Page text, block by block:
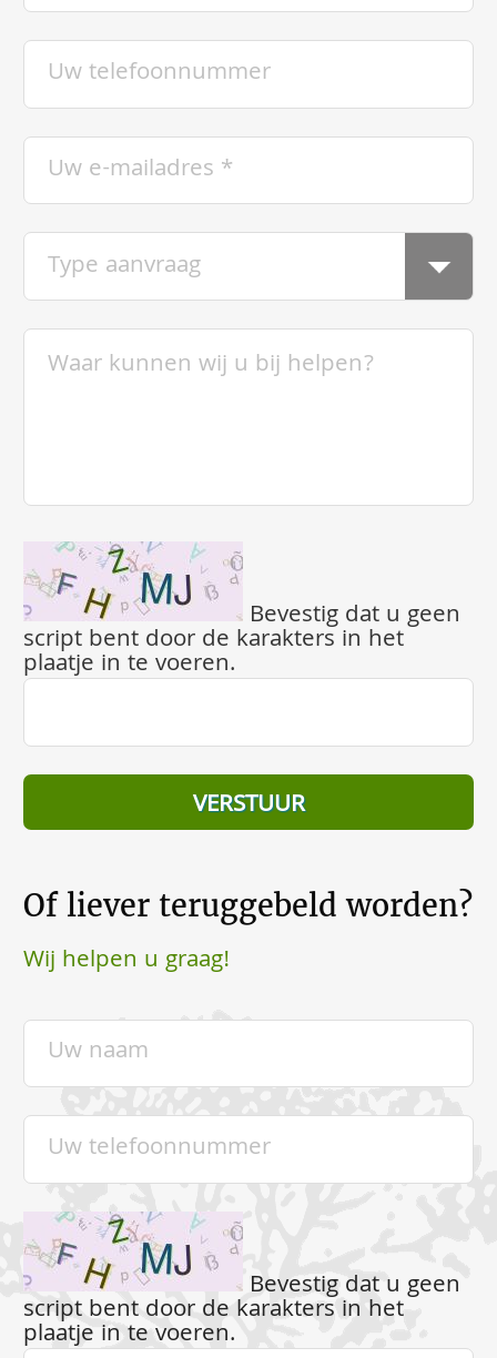
Bevestig dat u geen
script bent door de karakters in het
plaatje in te voeren.
Of liever teruggebeld worden?
Wij helpen u graag!
Bevestig dat u geen
script bent door de karakters in het
plaatje in te voeren.